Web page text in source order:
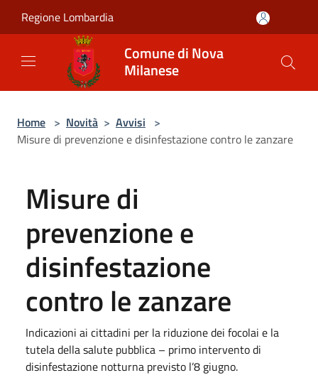
Regione Lombardia
Comune di Nova
Milanese
Home > Novità > Avvisi >
Misure di prevenzione e disinfestazione contro le zanzare
Misure di
prevenzione e
disinfestazione
contro le zanzare
Indicazioni ai cittadini per la riduzione dei focolai e la
tutela della salute pubblica – primo intervento di
disinfestazione notturna previsto l’8 giugno.